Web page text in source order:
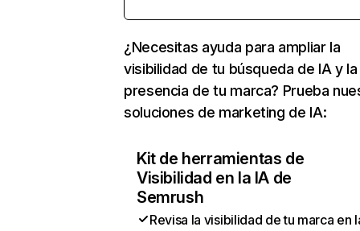
¿Necesitas ayuda para ampliar la
visibilidad de tu búsqueda de IA y la
presencia de tu marca? Prueba
soluciones de marketing de IA:
Kit de herramientas de
Visibilidad en la IA de
Semrush
Revisa la visibilidad de tu marca en